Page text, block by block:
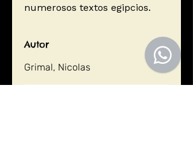
numerosos textos egipcios.
Autor
Grimal, Nicolas